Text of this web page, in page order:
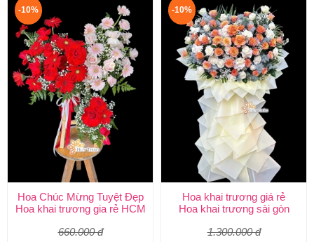
-10%
Hoa Chúc Mừng Tuyệt Đẹp
Hoa khai trương gia rẻ HCM
660.000 đ
-10%
Hoa khai trương giá rẻ
Hoa khai trương sài gòn
1.300.000 đ